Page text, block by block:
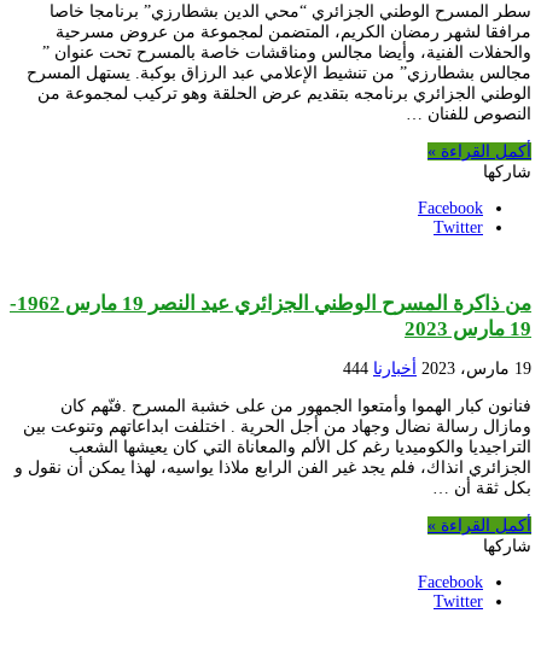
سطر المسرح الوطني الجزائري “محي الدين بشطارزي” برنامجا خاصا
مرافقا لشهر رمضان الكريم، المتضمن لمجموعة من عروض مسرحية
والحفلات الفنية، وأيضا مجالس ومناقشات خاصة بالمسرح تحت عنوان ”
مجالس بشطارزي” من تنشيط الإعلامي عبد الرزاق بوكبة. يستهل المسرح
الوطني الجزائري برنامجه بتقديم عرض الحلقة وهو تركيب لمجموعة من
النصوص للفنان …
أكمل القراءة »
شاركها
Facebook
Twitter
من ذاكرة المسرح الوطني الجزائري عيد النصر 19 مارس 1962-
19 مارس 2023
19 مارس، 2023 أخبارنا 444
فنانون كبار الهموا وأمتعوا الجمهور من على خشبة المسرح .فنّهم كان
ومازال رسالة نضال وجهاد من أجل الحرية . اختلفت ابداعاتهم وتنوعت بين
التراجيديا والكوميديا رغم كل الألم والمعاناة التي كان يعيشها الشعب
الجزائري انذاك، فلم يجد غير الفن الرابع ملاذا يواسيه، لهذا يمكن أن نقول و
بكل ثقة أن …
أكمل القراءة »
شاركها
Facebook
Twitter